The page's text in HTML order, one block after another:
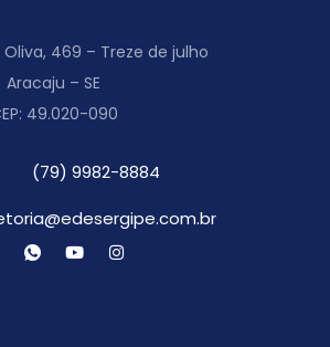
Oliva, 469 – Treze de julho
Aracaju – SE
49.020-090
(79) 9982-8884